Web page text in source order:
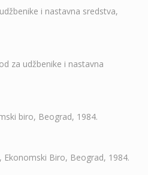
i nastavna sredstva,
za udžbenike i nastavna
biro, Beograd, 1984.
Biro, Beograd, 1984.